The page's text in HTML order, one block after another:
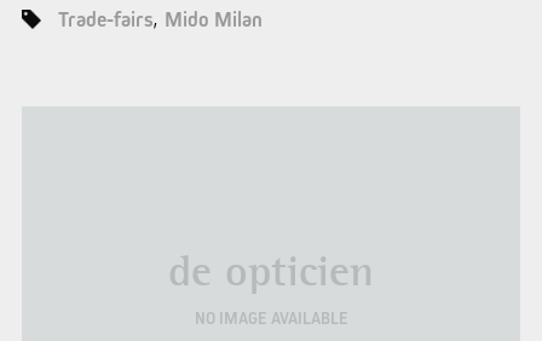
Trade-fairs Mido Milan
de opticien
NO IMAGE AVAILABLE